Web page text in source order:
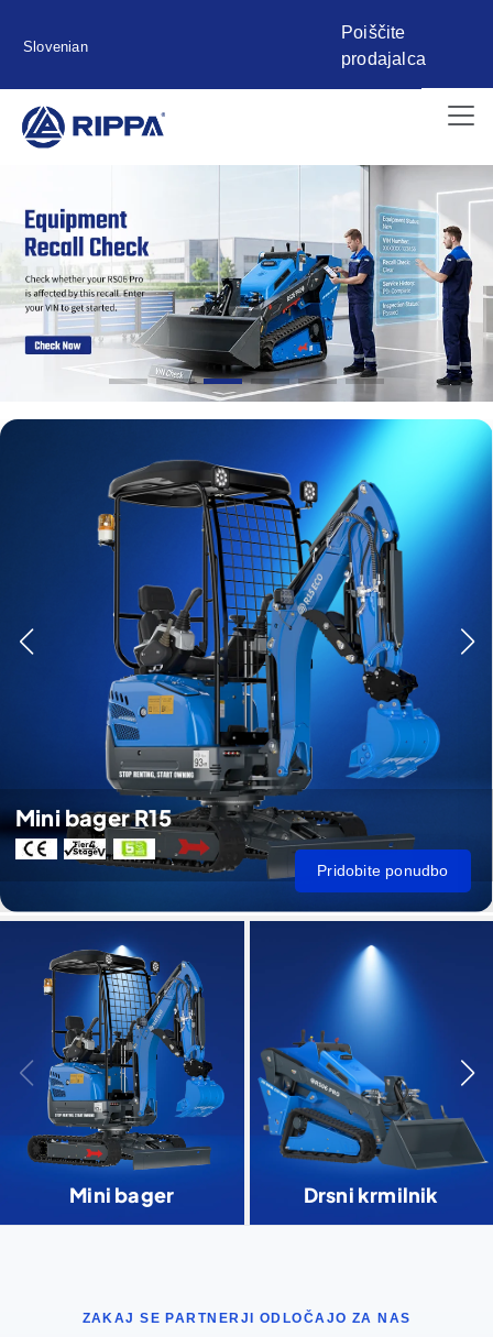
Slovenian
Poiščite
prodajalca
Mini bager R15
Pridobite ponudbo
Mini bager Drsni krmilnik
ZAKAJ SE PARTNERJI ODLOČAJO ZA NAS